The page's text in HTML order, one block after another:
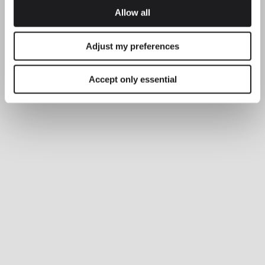
Allow all
Adjust my preferences
Accept only essential